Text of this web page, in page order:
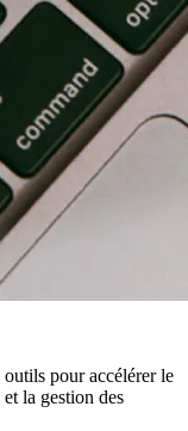
pour accélérer le
la gestion des